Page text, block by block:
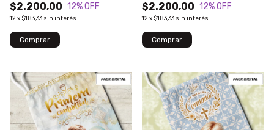
$2.200,00 12% OFF
12x $183,33 sin interés
$2.200,00 12% OFF
12x $183,33 sin interés